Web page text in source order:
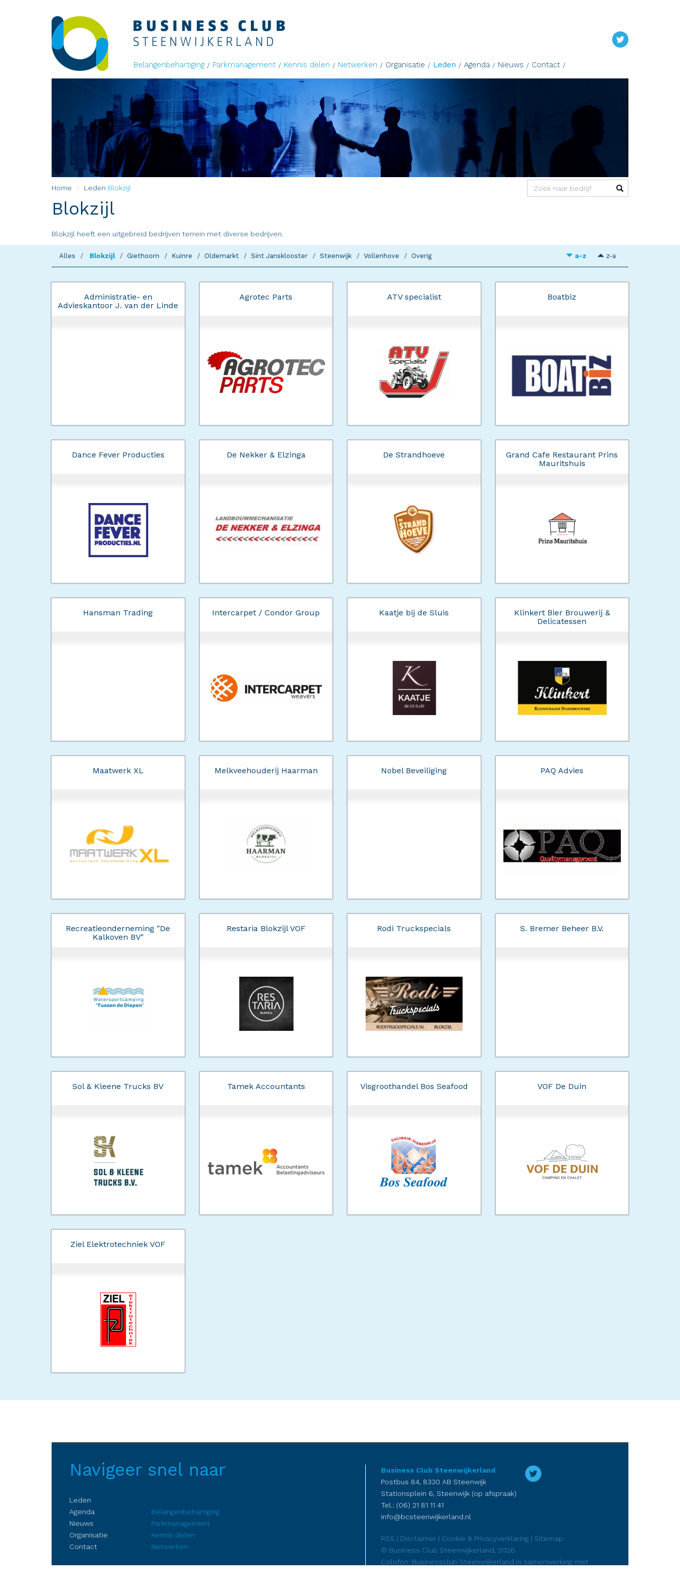
Belangenbehartiging Parkmanagement Kennis delen Netwerken Organisatie Leden Agenda Nieuws Contact
Home Leden Blokzijl
Blokzijl
Blokzijl heeft een uitgebreid bedrijven terrein met diverse bedrijven.
Alles Blokzijl Giethoorn Kuinre Oldemarkt Sint Jansklooster Steenwijk Vollenhove Overig a-z z-a
Administratie- en
Advieskantoor J. van der Linde
Agrotec Parts ATV specialist Boatbiz
Dance Fever Producties De Nekker & Elzinga De Strandhoeve
Grand Cafe Restaurant Prins
Mauritshuis
Hansman Trading Intercarpet / Condor Group Kaatje bij de Sluis
Klinkert Bier Brouwerij &
Delicatessen
Maatwerk XL Melkveehouderij Haarman Nobel Beveiliging PAQ Advies
Recreatieonderneming "De
Kalkoven BV"
Restaria Blokzijl VOF Rodi Truckspecials S. Bremer Beheer B.V.
Sol & Kleene Trucks BV Tamek Accountants Visgroothandel Bos Seafood VOF De Duin
Ziel Elektrotechniek VOF
Navigeer snel naar
Leden
Agenda
Nieuws
Organisatie
Contact
Belangenbehartiging
Parkmanagement
Kennis delen
Netwerken
Business Club Steenwijkerland
Postbus 84, 8330 AB Steenwijk
Stationsplein 6, Steenwijk (op afspraak)
Tel.: (06) 21 81 11 41
info@bcsteenwijkerland.nl
RSS | Disclaimer | Cookie & Privacyverklaring | Sitemap
© Business Club Steenwijkerland, 2026
Colofon: Businessclub Steenwijkerland in samenwerking met